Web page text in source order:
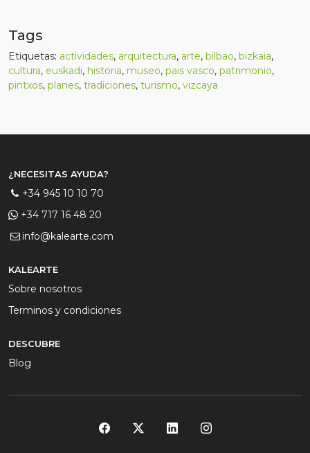
Tags
Etiquetas: actividades, arquitectura, arte, bilbao, bizkaia,
cultura, euskadi, historia, museo, pais vasco, patrimonio,
pintxos, planes, tradiciones, turismo, vizcaya
¿NECESITAS AYUDA?
+34 945 10 10 70
+34 717 16 48 20
info@kalearte.com
KALEARTE
Sobre nosotros
Terminos y condiciones
DESCUBRE
Blog